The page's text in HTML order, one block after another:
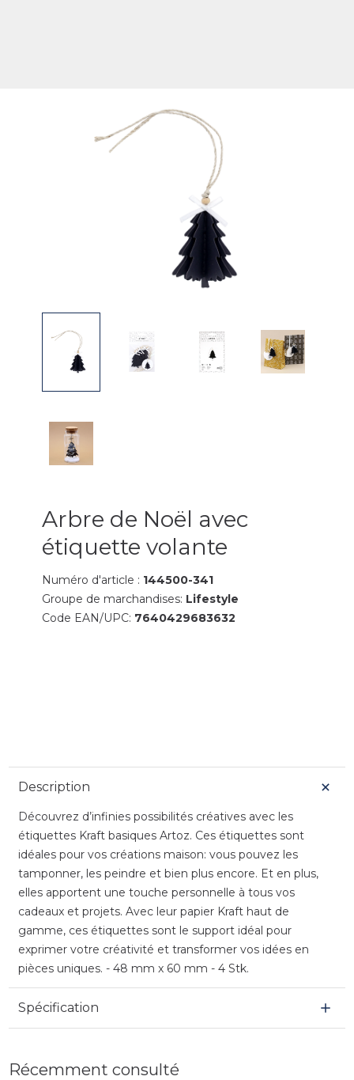
Arbre de Noël avec
étiquette volante
Numéro d'article : 144500-341
Groupe de marchandises: Lifestyle
Code EAN/UPC: 7640429683632
Description
Découvrez d’infinies possibilités créatives avec les
étiquettes Kraft basiques Artoz. Ces étiquettes sont
idéales pour vos créations maison: vous pouvez les
tamponner, les peindre et bien plus encore. Et en plus,
elles apportent une touche personnelle à tous vos
cadeaux et projets. Avec leur papier Kraft haut de
gamme, ces étiquettes sont le support idéal pour
exprimer votre créativité et transformer vos idées en
pièces uniques. - 48 mm x 60 mm - 4 Stk.
Spécification
Récemment consulté